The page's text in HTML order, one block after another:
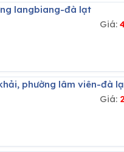
langbiang-đà lạt
Giá:
phường lâm viên-đà
Giá: